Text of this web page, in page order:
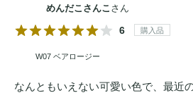
めんだこさんこ さん
6 購入品
W07 ベアロージー
なんともいえない可愛い色で、最近